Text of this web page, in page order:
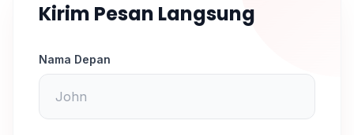
Kirim Pesan Langsung
Nama Depan